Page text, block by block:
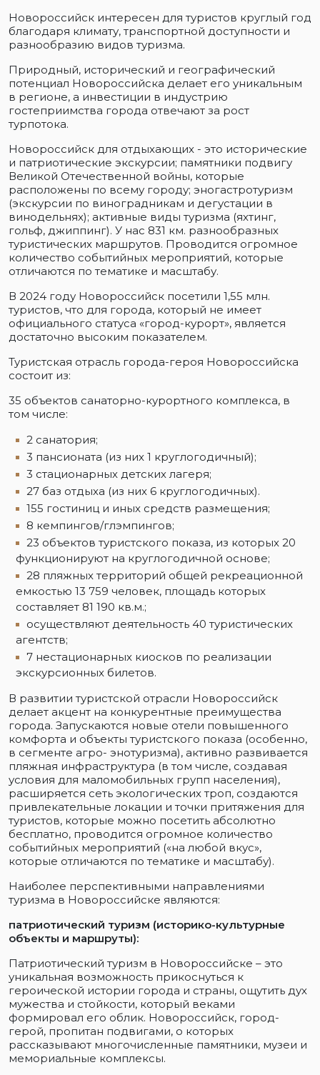
Новороссийск интересен для туристов круглый год
благодаря климату, транспортной доступности и
разнообразию видов туризма.
Природный, исторический и географический
потенциал Новороссийска делает его уникальным
в регионе, а инвестиции в индустрию
гостеприимства города отвечают за рост
турпотока.
Новороссийск для отдыхающих - это исторические
и патриотические экскурсии; памятники подвигу
Великой Отечественной войны, которые
расположены по всему городу; эногастротуризм
(экскурсии по виноградникам и дегустации в
винодельнях); активные виды туризма (яхтинг,
гольф, джиппинг). У нас 831 км. разнообразных
туристических маршрутов. Проводится огромное
количество событийных мероприятий, которые
отличаются по тематике и масштабу.
В 2024 году Новороссийск посетили 1,55 млн.
туристов, что для города, который не имеет
официального статуса «город-курорт», является
достаточно высоким показателем.
Туристская отрасль города-героя Новороссийска
состоит из:
35 объектов санаторно-курортного комплекса, в
том числе:
2 санатория;
3 пансионата (из них 1 круглогодичный);
3 стационарных детских лагеря;
27 баз отдыха (из них 6 круглогодичных).
155 гостиниц и иных средств размещения;
8 кемпингов/глэмпингов;
23 объектов туристского показа, из которых 20
функционируют на круглогодичной основе;
28 пляжных территорий общей рекреационной
емкостью 13 759 человек, площадь которых
составляет 81 190 кв.м.;
осуществляют деятельность 40 туристических
агентств;
7 нестационарных киосков по реализации
экскурсионных билетов.
В развитии туристской отрасли Новороссийск
делает акцент на конкурентные преимущества
города. Запускаются новые отели повышенного
комфорта и объекты туристского показа (особенно,
в сегменте агро- энотуризма), активно развивается
пляжная инфраструктура (в том числе, создавая
условия для маломобильных групп населения),
расширяется сеть экологических троп, создаются
привлекательные локации и точки притяжения для
туристов, которые можно посетить абсолютно
бесплатно, проводится огромное количество
событийных мероприятий («на любой вкус»,
которые отличаются по тематике и масштабу).
Наиболее перспективными направлениями
туризма в Новороссийске являются:
патриотический туризм (историко-культурные
объекты и маршруты):
Патриотический туризм в Новороссийске – это
уникальная возможность прикоснуться к
героической истории города и страны, ощутить дух
мужества и стойкости, который веками
формировал его облик. Новороссийск, город-
герой, пропитан подвигами, о которых
рассказывают многочисленные памятники, музеи и
мемориальные комплексы.